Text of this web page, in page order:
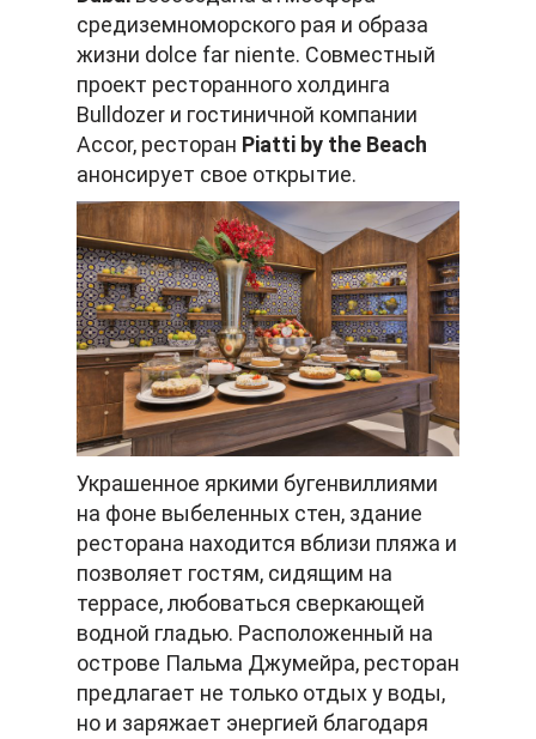
средиземноморского рая и образа
жизни dolce far niente. Cовместный
проект ресторанного холдинга
Bulldozer и гостиничной компании
Accor, ресторан Piatti by the Beach
анонсирует свое открытие.
Украшенное яркими бугенвиллиями
на фоне выбеленных стен, здание
ресторана находится вблизи пляжа и
позволяет гостям, сидящим на
террасе, любоваться сверкающей
водной гладью. Расположенный на
острове Пальма Джумейра, ресторан
предлагает не только отдых у воды,
но и заряжает энергией благодаря